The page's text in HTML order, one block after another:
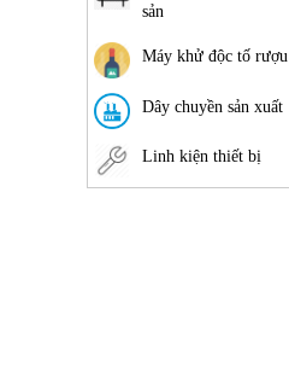
sản
Máy khử độc tố rượu
Dây chuyền sản xuất
Linh kiện thiết bị